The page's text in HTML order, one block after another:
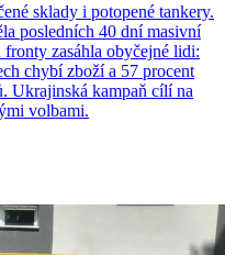
sklady i potopené tankery.
posledních 40 dní masivní
zasáhla obyčejné lidi:
chybí zboží a 57 procent
Ukrajinská kampaň cílí na
volbami.